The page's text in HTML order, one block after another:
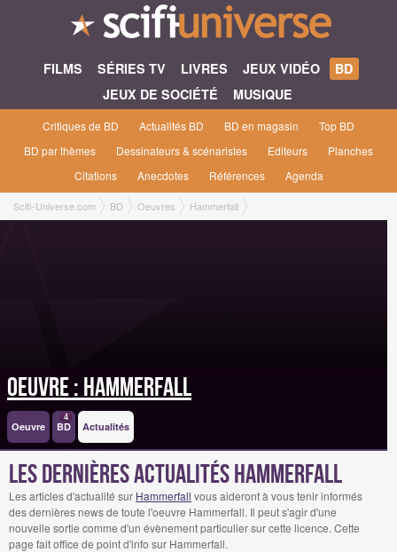
FILMS SÉRIES TV LIVRES JEUX VIDÉO
BD
JEUX DE SOCIÉTÉ
MUSIQUE
Critiques de BD Actualités BD BD en magasin
Top BD
BD par thèmes
Dessinateurs & scénaristes Editeurs
Planches
Citations
Anecdotes Références Agenda
Scifi-Universe.com BD Oeuvres Hammerfall
Oeuvre : Hammerfall
Oeuvre BD
4
Actualités
Les dernières actualités Hammerfall
Les articles d'actualité sur Hammerfall vous aideront à vous tenir informés
des dernières news de toute l'oeuvre Hammerfall. Il peut s'agir d'une
nouvelle sortie comme d'un évènement particulier sur cette licence. Cette
page fait office de point d'info sur Hammerfall.